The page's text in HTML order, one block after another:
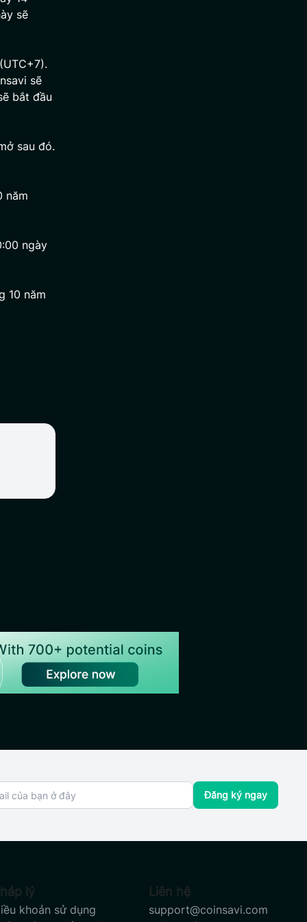
sẽ
sẽ
bắt đầu
sau đó.
năm
ngày
10 năm
Đăng ký ngay
lý
khoản sử dụng
Liên hệ
support@coinsavi.com